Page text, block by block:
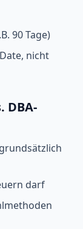
90 Tage)
nicht
DBA-
darf